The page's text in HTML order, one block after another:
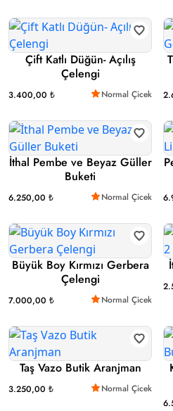
Çift Katlı Düğün- Açılış
Çelengi
3.400,00 ₺ Normal Çicek
İthal Pembe ve Beyaz Güller
Buketi
6.250,00 ₺ Normal Çicek
Büyük Boy Kırmızı Gerbera
Çelengi
7.000,00 ₺ Normal Çicek
Taş Vazo Butik Aranjman
3.250,00 ₺ Normal Çicek